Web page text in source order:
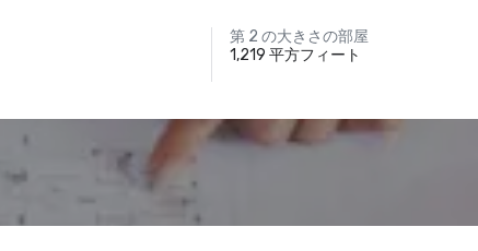
第 2 の大きさの部屋
1,219 平方フィート